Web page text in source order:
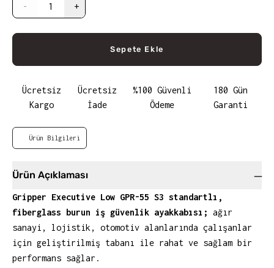
- +
Sepete Ekle
Ücretsiz
Kargo
Ücretsiz
İade
%100 Güvenli
Ödeme
180 Gün
Garanti
Ürün Bilgileri
Ürün Açıklaması
Gripper Executive Low GPR-55 S3 standartlı,
fiberglass burun iş güvenlik ayakkabısı; ağır
sanayi, lojistik, otomotiv alanlarında çalışanlar
için geliştirilmiş tabanı ile rahat ve sağlam bir
performans sağlar.